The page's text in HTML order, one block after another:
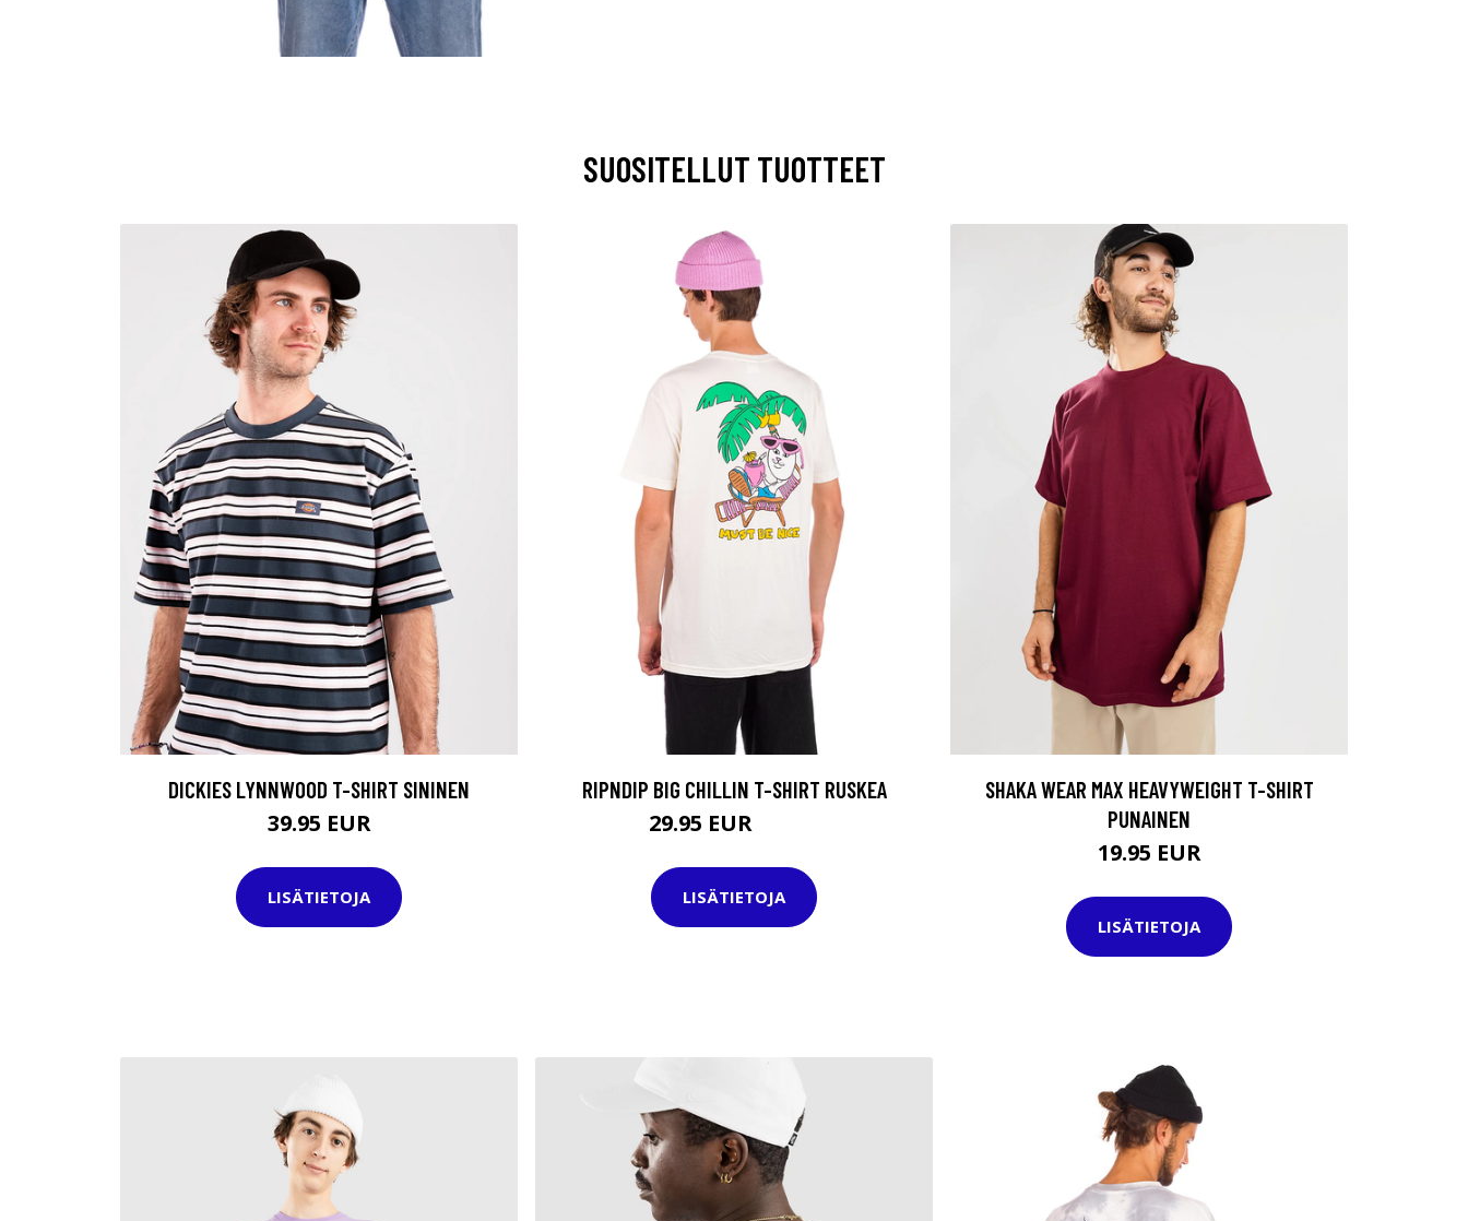
SUOSITELLUT TUOTTEET
DICKIES LYNNWOOD T-SHIRT SININEN
39.95 EUR
LISÄTIETOJA
RIPNDIP BIG CHILLIN T-SHIRT RUSKEA
29.95 EUR
LISÄTIETOJA
SHAKA WEAR MAX HEAVYWEIGHT T-SHIRT
PUNAINEN
19.95 EUR
LISÄTIETOJA